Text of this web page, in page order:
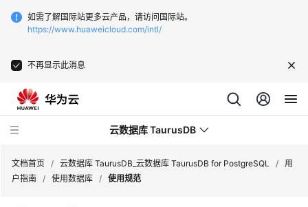
如需了解国际站更多云产品，请访问国际站。
https://www.huaweicloud.com/intl/
不再显示此消息
云数据库 TaurusDB
文档首页 / 云数据库 TaurusDB_云数据库 TaurusDB for PostgreSQL / 用
户指南 / 使用数据库 / 使用规范